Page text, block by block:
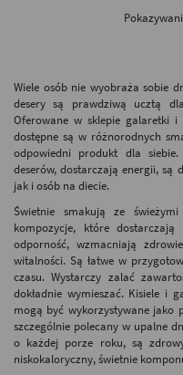
Wiele osób nie wyobraża sobie
desery są prawdziwą ucztą
Oferowane w sklepie galaretki
dostępne są w różnorodnych
odpowiedni produkt dla
deserów, dostarczają energii, są
jak i osób na diecie.
Świetnie smakują ze
kompozycje, które
odporność, wzmacniają
witalności. Są łatwe w
czasu. Wystarczy zalać
dokładnie wymieszać. Kisiele i
mogą być wykorzystywane jako
szczególnie polecany w upalne
o każdej porze roku, są
niskokaloryczny, świetnie